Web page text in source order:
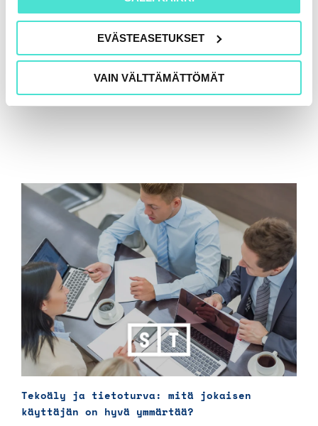
EVÄSTEASETUKSET
VAIN VÄLTTÄMÄTTÖMÄT
Tekoäly ja tietoturva: mitä jokaisen
käyttäjän on hyvä ymmärtää?